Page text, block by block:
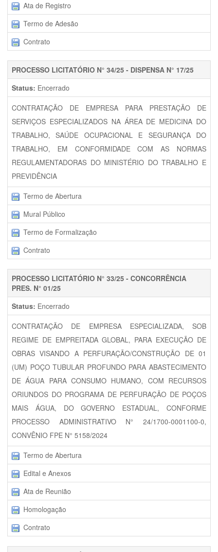
Ata de Registro
Termo de Adesão
Contrato
PROCESSO LICITATÓRIO N° 34/25 - DISPENSA N° 17/25
Status: Encerrado
CONTRATAÇÃO DE EMPRESA PARA PRESTAÇÃO DE
SERVIÇOS ESPECIALIZADOS NA ÁREA DE MEDICINA DO
TRABALHO, SAÚDE OCUPACIONAL E SEGURANÇA DO
TRABALHO, EM CONFORMIDADE COM AS NORMAS
REGULAMENTADORAS DO MINISTÉRIO DO TRABALHO E
PREVIDÊNCIA
Termo de Abertura
Mural Público
Termo de Formalização
Contrato
PROCESSO LICITATÓRIO N° 33/25 - CONCORRÊNCIA
PRES. N° 01/25
Status: Encerrado
CONTRATAÇÃO DE EMPRESA ESPECIALIZADA, SOB
REGIME DE EMPREITADA GLOBAL, PARA EXECUÇÃO DE
OBRAS VISANDO A PERFURAÇÃO/CONSTRUÇÃO DE 01
(UM) POÇO TUBULAR PROFUNDO PARA ABASTECIMENTO
DE ÁGUA PARA CONSUMO HUMANO, COM RECURSOS
ORIUNDOS DO PROGRAMA DE PERFURAÇÃO DE POÇOS
MAIS ÁGUA, DO GOVERNO ESTADUAL, CONFORME
PROCESSO ADMINISTRATIVO N° 24/1700-0001100-0,
CONVÊNIO FPE N° 5158/2024
Termo de Abertura
Edital e Anexos
Ata de Reunião
Homologação
Contrato